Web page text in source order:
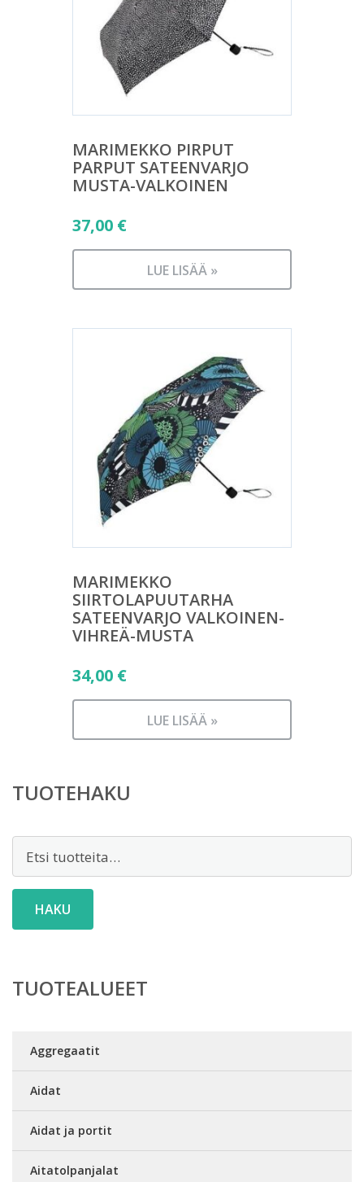
MARIMEKKO PIRPUT
PARPUT SATEENVARJO
MUSTA-VALKOINEN
37,00 €
LUE LISÄÄ »
MARIMEKKO
SIIRTOLAPUUTARHA
SATEENVARJO VALKOINEN-
VIHREÄ-MUSTA
34,00 €
LUE LISÄÄ »
TUOTEHAKU
HAKU
TUOTEALUEET
Aggregaatit
Aidat
Aidat ja portit
Aitatolpanjalat